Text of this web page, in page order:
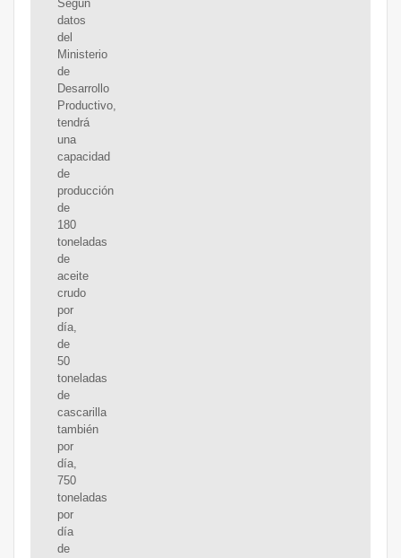
Según
datos
del
Ministerio
de
Desarrollo
Productivo,
tendrá
una
capacidad
de
producción
de
180
toneladas
de
aceite
crudo
por
día,
de
50
toneladas
de
cascarilla
también
por
día,
750
toneladas
por
día
de